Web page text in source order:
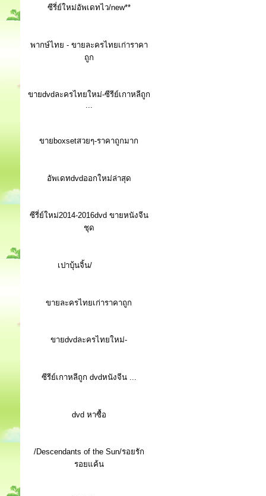
ซีรี่ย์ใหม่อัพเดทไว/new**
พากษ์ไทย - ขายละครไทยเก่าราคา
ถูก
ขายdvdละครไทยใหม่-ซีรีย์เกาหลีถูก
...
ขายboxsetสวยๆ-ราคาถูกมาก
อัพเดทdvdออกใหม่ล่าสุด
ซีรี่ย์ใหม่2014-2016dvd ขายหนังจีน
ชุด
เปาบุ้นจิ้น/
ขายละครไทยเก่าราคาถูก
ขายdvdละครไทยใหม่-
ซีรีย์เกาหลีถูก dvdหนังจีน ...
dvd หาซื้อ
/Descendants of the Sun/รอยรัก
รอยแค้น